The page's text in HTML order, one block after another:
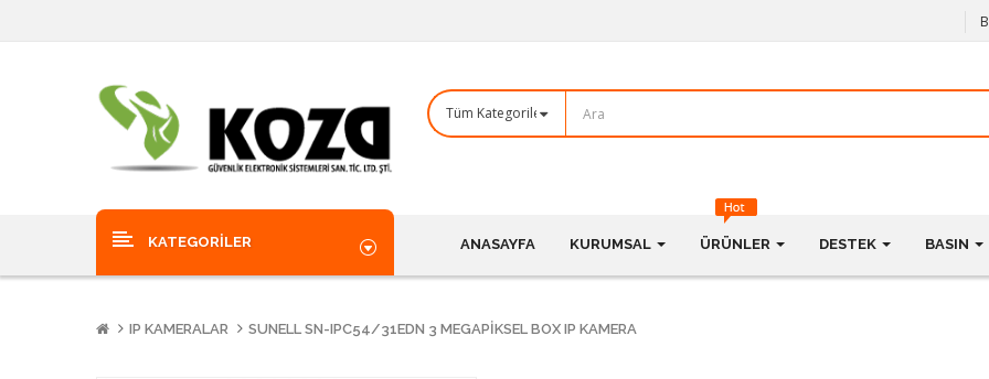
KATEGORILER ANASAYFA KURUMSAL ÜRÜNLER DESTEK BASIN
IP KAMERALAR SUNELL SN-IPC54/31EDN 3 MEGAPIKSEL BOX IP KAMERA